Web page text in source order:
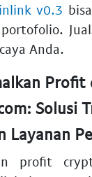
v0.3
Anda.
Profit
Solusi
Layanan
profit